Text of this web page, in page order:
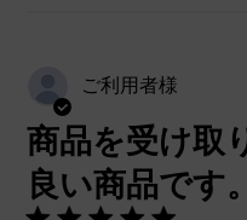
ご利用者様
商品を受け取
良い商品です。